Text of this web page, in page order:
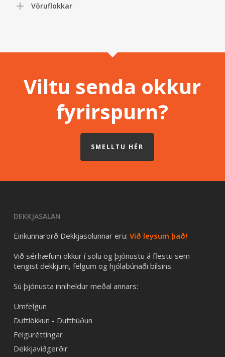
Vöruflokkar
Viltu senda okkur
fyrirspurn?
SMELLTU HÉR
DEKKJASALAN
Einkunnarorð Dekkjasölunnar eru: Við leysum það!
Við sérhæfum okkur í sölu og þjónustu á flestu sem
tengist dekkjum, felgum og hjólabúnaði bílsins.
Sú þjónusta inniheldur meðal annars:
Umfelgun
Duftlökkun - Dufthúðun
Felguréttingar
Dekkjaviðgerðir